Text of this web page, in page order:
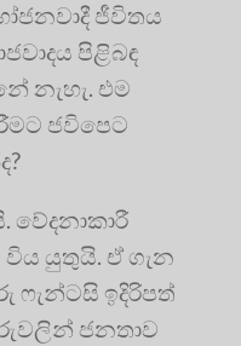
ජීවිතය
පිළිබඳ
නැහැ. එම
ජවිපෙට
යුතුයි. ඒ ගැන
ෆැන්ටසි ඉදිරිපත්
ජනතාව